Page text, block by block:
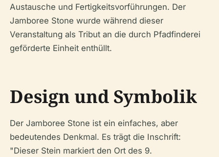
Austausche und Fertigkeitsvorführungen. Der
Jamboree Stone wurde während dieser
Veranstaltung als Tribut an die durch Pfadfinderei
geförderte Einheit enthüllt.
Design und Symbolik
Der Jamboree Stone ist ein einfaches, aber
bedeutendes Denkmal. Es trägt die Inschrift:
"Dieser Stein markiert den Ort des 9.